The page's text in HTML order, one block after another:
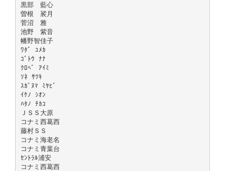
黒部 藍心
曽根 裟月
菅沼 雅
池野 紫音
幡野智佳子
ﾜﾀﾞ ﾕﾒｶ
ｺﾞﾄｳ ﾅﾅ
ｸﾛﾍﾞ ｱｲﾐ
ｿﾈ ｻﾂｷ
ｽｶﾞﾇﾏ ﾐﾔﾋﾞ
ｲｹﾉ ｼｵﾝ
ﾊﾀﾉ ﾁｶｺ
ＪＳＳ大原
コナミ西葛西
藤村ＳＳ
コナミ海老名
コナミ青葉台
ｾﾝﾄﾗﾙ浦安
コナミ西葛西